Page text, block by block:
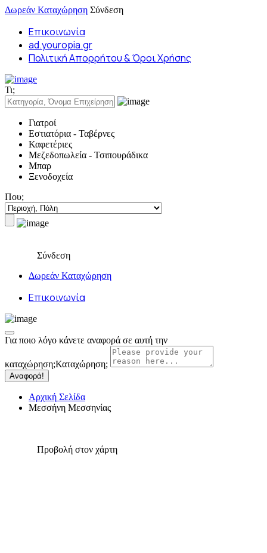
Δωρεάν Καταχώρηση Σύνδεση
Επικοινωνία
ad.youropia.gr
Πολιτική Απορρήτου & Όροι Χρήσης
Τι;
Γιατροί
Εστιατόρια - Ταβέρνες
Καφετέριες
Μεζεδοπωλεία - Τσιπουράδικα
Μπαρ
Ξενοδοχεία
Που;
Σύνδεση
Δωρεάν Καταχώρηση
Επικοινωνία
Για ποιο λόγο κάνετε αναφορά σε αυτή την
καταχώρηση;Καταχώρηση;
Αναφορά!
Αρχική Σελίδα
Μεσσήνη Μεσσηνίας
Προβολή στον χάρτη